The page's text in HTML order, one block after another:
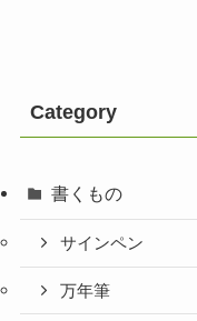
Category
書くもの
サインペン
万年筆